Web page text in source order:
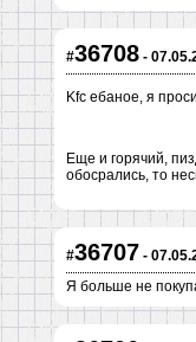
#36708 -
Kfc ебаное, я
Еще и горячий,
обосрались, то
#36707 -
Я больше не